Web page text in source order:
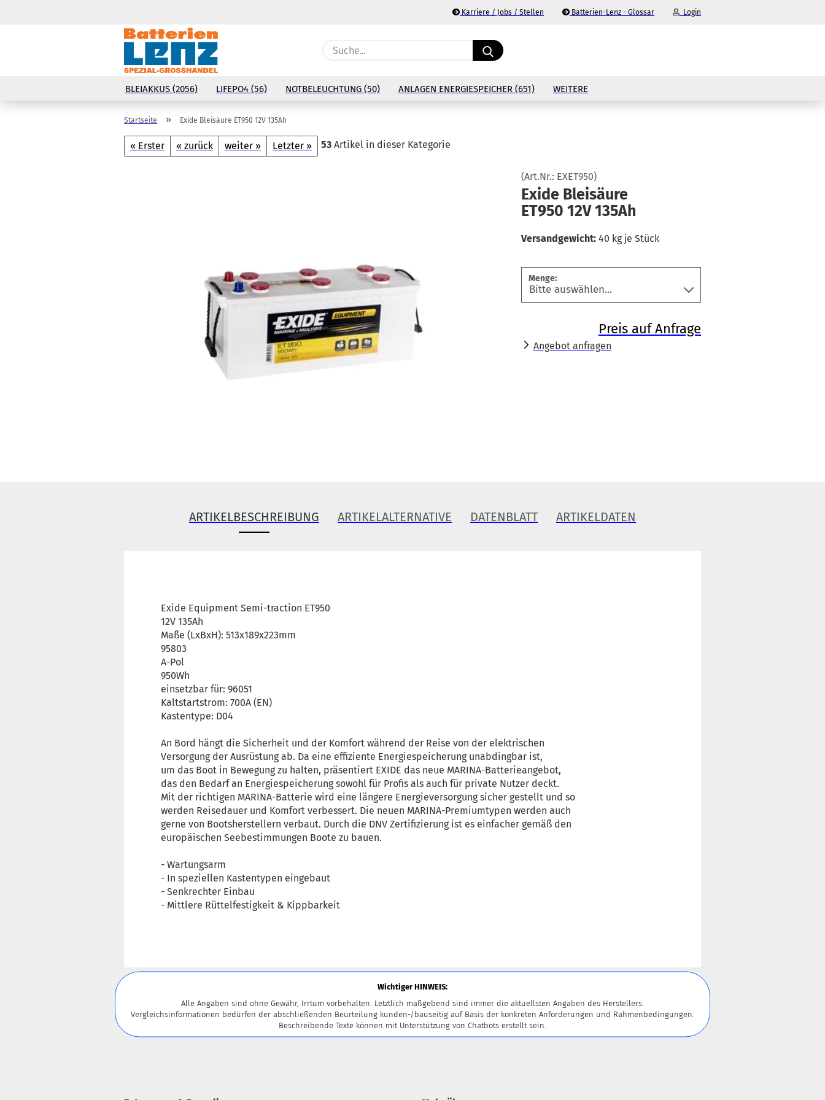
Karriere / Jobs / Stellen Batterien-Lenz - Glossar Login
Konto erstellen
Passwort vergessen?
Suche...
BLEIAKKUS (2056) LIFEPO4 (56) NOTBELEUCHTUNG (50) ANLAGEN ENERGIESPEICHER (651) WEITERE
Startseite » Exide Bleisäure ET950 12V 135Ah
« Erster « zurück weiter » Letzter » 53 Artikel in dieser Kategorie
(Art.Nr.: EXET950)
Exide Blei­säu­re
ET950 12V 135Ah
Versandgewicht: 40 kg je Stück
Menge:
Preis auf Anfrage
Angebot anfragen
ARTIKELBESCHREIBUNG ARTIKELALTERNATIVE DATENBLATT ARTIKELDATEN
Exide Equipment Semi-traction ET950
12V 135Ah
Maße (LxBxH): 513x189x223mm
95803
A-Pol
950Wh
einsetzbar für: 96051
Kaltstartstrom: 700A (EN)
Kastentype: D04
An Bord hängt die Sicherheit und der Komfort während der Reise von der elektrischen
Versorgung der Ausrüstung ab. Da eine effiziente Energiespeicherung unabdingbar ist,
um das Boot in Bewegung zu halten, präsentiert EXIDE das neue MARINA-Batterieangebot,
das den Bedarf an Energiespeicherung sowohl für Profis als auch für private Nutzer deckt.
Mit der richtigen MARINA-Batterie wird eine längere Energieversorgung sicher gestellt und so
werden Reisedauer und Komfort verbessert. Die neuen MARINA-Premiumtypen werden auch
gerne von Bootsherstellern verbaut. Durch die DNV Zertifizierung ist es einfacher gemäß den
europäischen Seebestimmungen Boote zu bauen.
- Wartungsarm
- In speziellen Kastentypen eingebaut
- Senkrechter Einbau
- Mittlere Rüttelfestigkeit & Kippbarkeit
Wichtiger HINWEIS:
Alle Angaben sind ohne Gewähr, Irrtum vorbehalten. Letztlich maßgebend sind immer die aktuellsten Angaben des Herstellers.
Vergleichsinformationen bedürfen der abschließenden Beurteilung kunden-/bauseitig auf Basis der konkreten Anforderungen und Rahmenbedingungen.
Beschreibende Texte können mit Unterstützung von Chatbots erstellt sein.